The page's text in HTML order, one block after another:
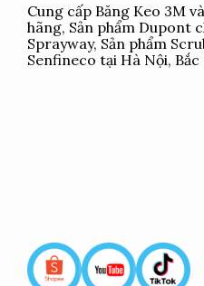
Cung cấp Băng Keo 3M
hãng, Sản phẩm Dupont
Sprayway, Sản phẩm
Senfineco tại Hà Nội,